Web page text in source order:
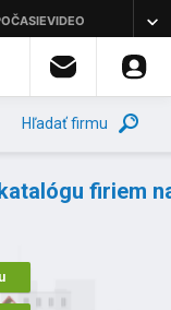
Hľadať firmu
firiem